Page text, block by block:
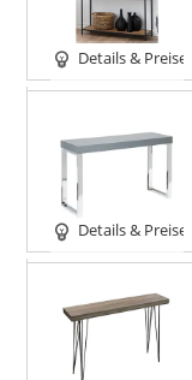
Details & Preise
Details & Preise